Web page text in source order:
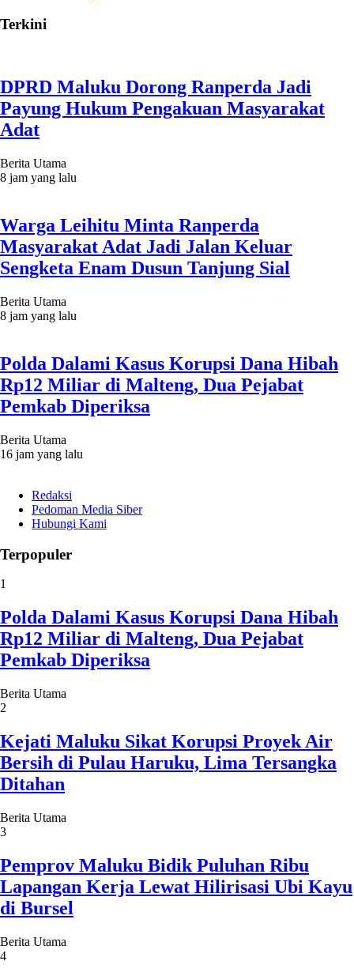
Terkini
DPRD Maluku Dorong Ranperda Jadi
Payung Hukum Pengakuan Masyarakat
Adat
Berita Utama
8 jam yang lalu
Warga Leihitu Minta Ranperda
Masyarakat Adat Jadi Jalan Keluar
Sengketa Enam Dusun Tanjung Sial
Berita Utama
8 jam yang lalu
Polda Dalami Kasus Korupsi Dana Hibah
Rp12 Miliar di Malteng, Dua Pejabat
Pemkab Diperiksa
Berita Utama
16 jam yang lalu
Redaksi
Pedoman Media Siber
Hubungi Kami
Terpopuler
1
Polda Dalami Kasus Korupsi Dana Hibah
Rp12 Miliar di Malteng, Dua Pejabat
Pemkab Diperiksa
Berita Utama
2
Kejati Maluku Sikat Korupsi Proyek Air
Bersih di Pulau Haruku, Lima Tersangka
Ditahan
Berita Utama
3
Pemprov Maluku Bidik Puluhan Ribu
Lapangan Kerja Lewat Hilirisasi Ubi Kayu
di Bursel
Berita Utama
4